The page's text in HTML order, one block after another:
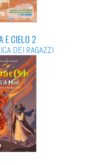
E CIELO 2
DEI RAGAZZI